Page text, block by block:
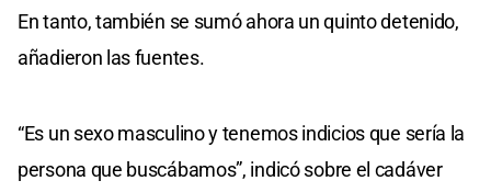
En tanto, también se sumó ahora un quinto detenido,
añadieron las fuentes.
“Es un sexo masculino y tenemos indicios que sería la
persona que buscábamos”, indicó sobre el cadáver